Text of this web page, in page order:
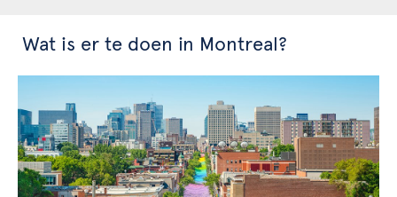
Wat is er te doen in Montreal?